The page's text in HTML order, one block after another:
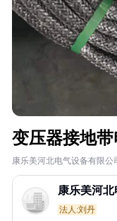
变压器接地
康乐美河北电气设备有限公
康乐美河
法人:刘丹